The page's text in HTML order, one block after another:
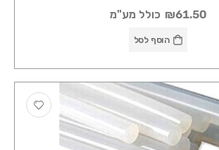
₪61.50 כולל מע"מ
הוסף לסל